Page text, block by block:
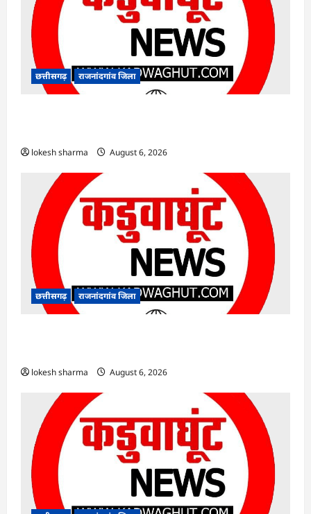
छत्तीसगढ़ राजनांदगांव जिला
lokesh sharma August 6, 2026
छत्तीसगढ़ राजनांदगांव जिला
lokesh sharma August 6, 2026